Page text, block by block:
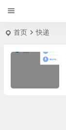
首页 快递